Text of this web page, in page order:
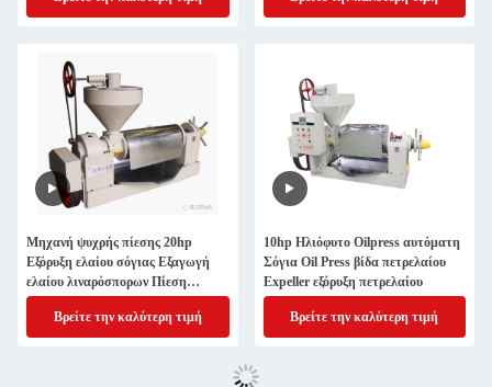
Μηχανή ψυχρής πίεσης 20hp
Εξόρυξη ελαίου σόγιας Εξαγωγή
ελαίου λιναρόσπορων Πίεση
εμπορικού πετρελαίου
Βρείτε την καλύτερη τιμή
10hp Ηλιόφυτο Oilpress αυτόματη
Σόγια Oil Press βίδα πετρελαίου
Expeller εξόρυξη πετρελαίου
Βρείτε την καλύτερη τιμή